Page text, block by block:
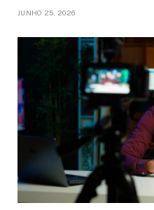
JUNHO 25, 2026